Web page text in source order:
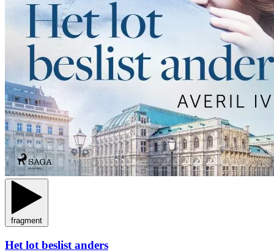
fragment
Het lot beslist anders